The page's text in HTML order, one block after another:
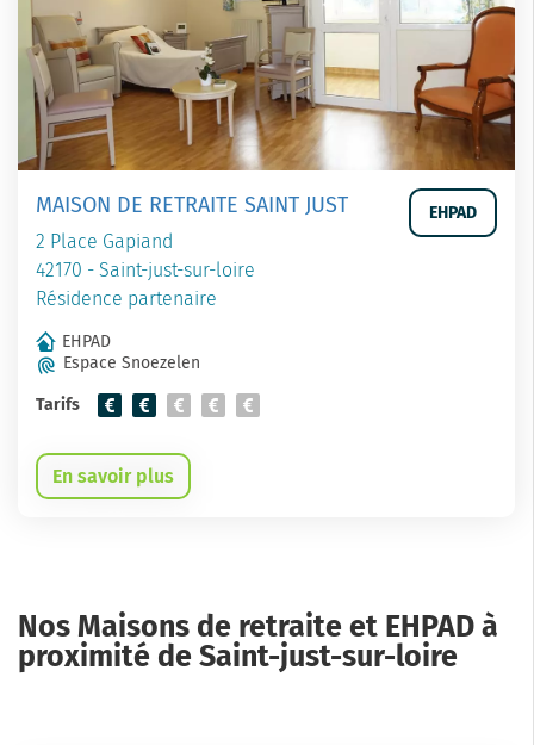
MAISON DE RETRAITE SAINT JUST
2 Place Gapiand
42170 - Saint-just-sur-loire
Résidence partenaire
EHPAD
EHPAD
Espace Snoezelen
Tarifs
En savoir plus
Nos Maisons de retraite et EHPAD à
proximité de Saint-just-sur-loire